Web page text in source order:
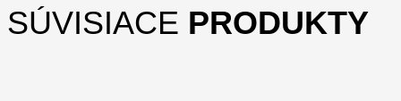
SÚVISIACE PRODUKTY